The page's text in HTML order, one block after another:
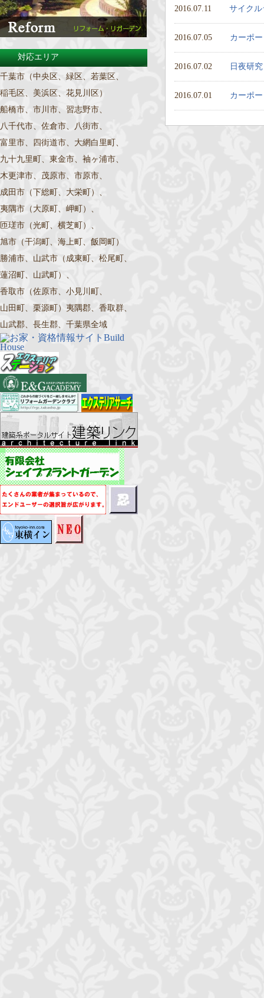
2016.07.11 サイク
2016.07.05 カーポ
2016.07.02 日夜研
2016.07.01 カーポ
対応エリア
千葉市（中央区、緑区、若葉区、
稲毛区、美浜区、花見川区）
船橋市、市川市、習志野市、
八千代市、佐倉市、八街市、
富里市、四街道市、大網白里町、
九十九里町、東金市、袖ヶ浦市、
木更津市、茂原市、市原市、
成田市（下総町、大栄町）、
夷隅市（大原町、岬町）、
匝瑳市（光町、横芝町）、
旭市（干潟町、海上町、飯岡町）
勝浦市、山武市（成東町、松尾町、
蓮沼町、山武町）、
香取市（佐原市、小見川町、
山田町、栗源町）夷隅郡、香取群、
山武郡、長生郡、千葉県全域